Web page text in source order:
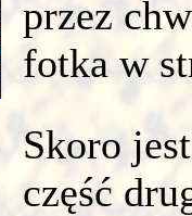
przez
fotka w
Skoro
część